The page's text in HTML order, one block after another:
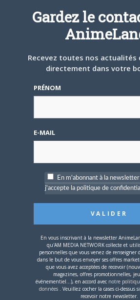
Mot de passe
Pour savoir où trouver nos
carte !
Si votre ville n'est pas dans la liste,
Gardez le
Recevez toutes nos
directement dans votre
PRÉNOM
E-MAIL
En m'abonnant à la
j'accepte la politique de
En vous inscrivant à la newsletter
qu'AM MEDIA NETWORK collecte et
personnelles que vous venez de renseigner
dans le but de vous envoyer ses offres
que vous avez acceptées de recevoir
magazines, offres promotionnelles,
événementiel...), en accord avec notre
données . Veuillez cocher la cases ci-dessus
recevoir notre newsletter.